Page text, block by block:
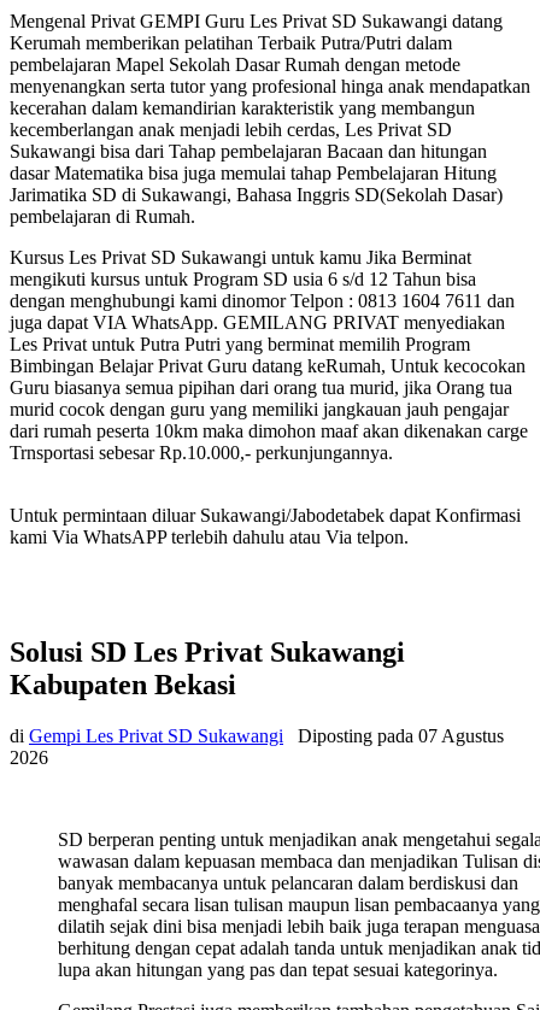
Mengenal Privat GEMPI Guru Les Privat SD Sukawangi datang
Kerumah memberikan pelatihan Terbaik Putra/Putri dalam
pembelajaran Mapel Sekolah Dasar Rumah dengan metode
menyenangkan serta tutor yang profesional hinga anak mendapatkan
kecerahan dalam kemandirian karakteristik yang membangun
kecemberlangan anak menjadi lebih cerdas, Les Privat SD
Sukawangi bisa dari Tahap pembelajaran Bacaan dan hitungan
dasar Matematika bisa juga memulai tahap Pembelajaran Hitung
Jarimatika SD di Sukawangi, Bahasa Inggris SD(Sekolah Dasar)
pembelajaran di Rumah.
Kursus Les Privat SD Sukawangi untuk kamu Jika Berminat
mengikuti kursus untuk Program SD usia 6 s/d 12 Tahun bisa
dengan menghubungi kami dinomor Telpon : 0813 1604 7611 dan
juga dapat VIA WhatsApp. GEMILANG PRIVAT menyediakan
Les Privat untuk Putra Putri yang berminat memilih Program
Bimbingan Belajar Privat Guru datang keRumah, Untuk kecocokan
Guru biasanya semua pipihan dari orang tua murid, jika Orang tua
murid cocok dengan guru yang memiliki jangkauan jauh pengajar
dari rumah peserta 10km maka dimohon maaf akan dikenakan carge
Trnsportasi sebesar Rp.10.000,- perkunjungannya.
Untuk permintaan diluar Sukawangi/Jabodetabek dapat Konfirmasi
kami Via WhatsAPP terlebih dahulu atau Via telpon.
Solusi SD Les Privat Sukawangi
Kabupaten Bekasi
di Gempi Les Privat SD Sukawangi Diposting pada 07 Agustus
2026
SD berperan penting untuk menjadikan anak mengetahui
wawasan dalam kepuasan membaca dan menjadikan Tulisan
banyak membacanya untuk pelancaran dalam berdiskusi dan
menghafal secara lisan tulisan maupun lisan pembacaanya yang
dilatih sejak dini bisa menjadi lebih baik juga terapan
berhitung dengan cepat adalah tanda untuk menjadikan anak
lupa akan hitungan yang pas dan tepat sesuai kategorinya.